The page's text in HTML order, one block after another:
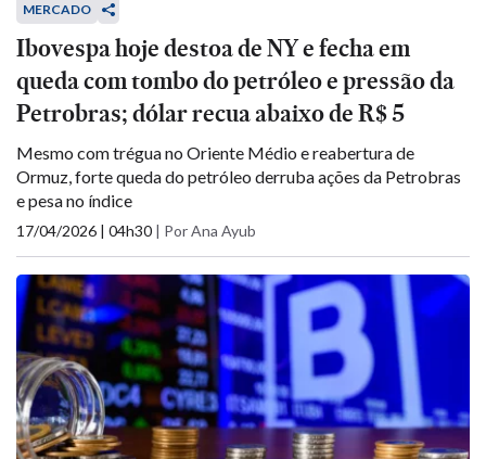
MERCADO
Ibovespa hoje destoa de NY e fecha em
queda com tombo do petróleo e pressão da
Petrobras; dólar recua abaixo de R$ 5
Mesmo com trégua no Oriente Médio e reabertura de
Ormuz, forte queda do petróleo derruba ações da Petrobras
e pesa no índice
17/04/2026 | 04h30 | Por Ana Ayub